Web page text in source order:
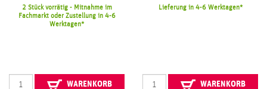
2 Stück vorrätig - Mitnahme im
Fachmarkt oder Zustellung in 4-6
Werktagen
WARENKORB
Lieferung in 4-6 Werktagen
WARENKORB